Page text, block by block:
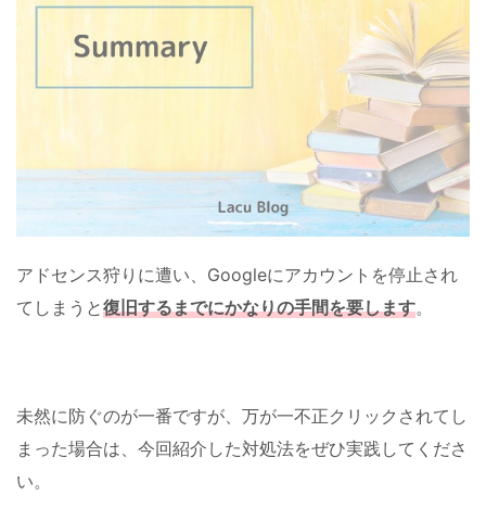
アドセンス狩りに遭い、Googleにアカウントを停止され
てしまうと復旧するまでにかなりの手間を要します。
未然に防ぐのが一番ですが、万が一不正クリックされてし
まった場合は、今回紹介した対処法をぜひ実践してくださ
い。